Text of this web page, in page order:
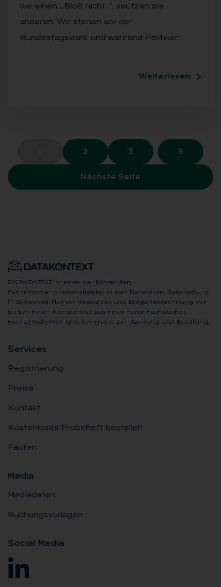
die einen. „Bloß nicht…“, seufzen die
anderen. Wir stehen vor der
Bundestagswahl, und während Politiker…
Weiterlesen
2 3 … 5
Nächste Seite
DATAKONTEXT ist einer der führenden
Fachinformationsdienstleister in den Bereichen Datenschutz,
IT-Sicherheit, Human Resources und Entgeltabrechnung. Wir
bieten Ihnen Kompetenz aus einer Hand: Fachbücher,
Fachzeitschriften und Seminare, Zertifizierung und Beratung.
Ser­vices
Registrierung
Preise
Kontakt
Kostenloses Probeheft bestellen
Fakten
Me­dia
Mediadaten
Buchungsvorlagen
So­ci­al Me­dia